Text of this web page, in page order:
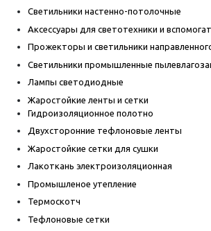
Светильники настенно-потолочные
Аксессуары для светотехники и
Прожекторы и светильники
Светильники промышленные
Лампы светодиодные
Жаростойкие ленты и сетки
Гидроизоляционное полотно
Двухсторонние тефлоновые ленты
Жаростойкие сетки для сушки
Лакоткань электроизоляционная
Промышленое утепление
Термоскотч
Тефлоновые сетки